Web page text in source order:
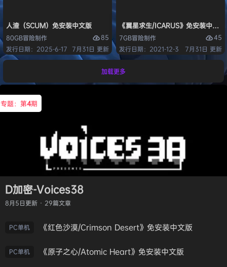
人渣（SCUM）免安装中文版
80GB冒险制作
85
发行日期：2025-6-17
7月31日 更新
《翼星求生/ICARUS》免安装中文版
7GB冒险制作
45
发行日期：2021-12-3
7月31日 更新
加载更多
专题：第4期
D加密-Voices38
8月5日更新 · 29篇文章
PC单机 《红色沙漠/Crimson Desert》免安装中文版
PC单机 《原子之心/Atomic Heart》免安装中文版